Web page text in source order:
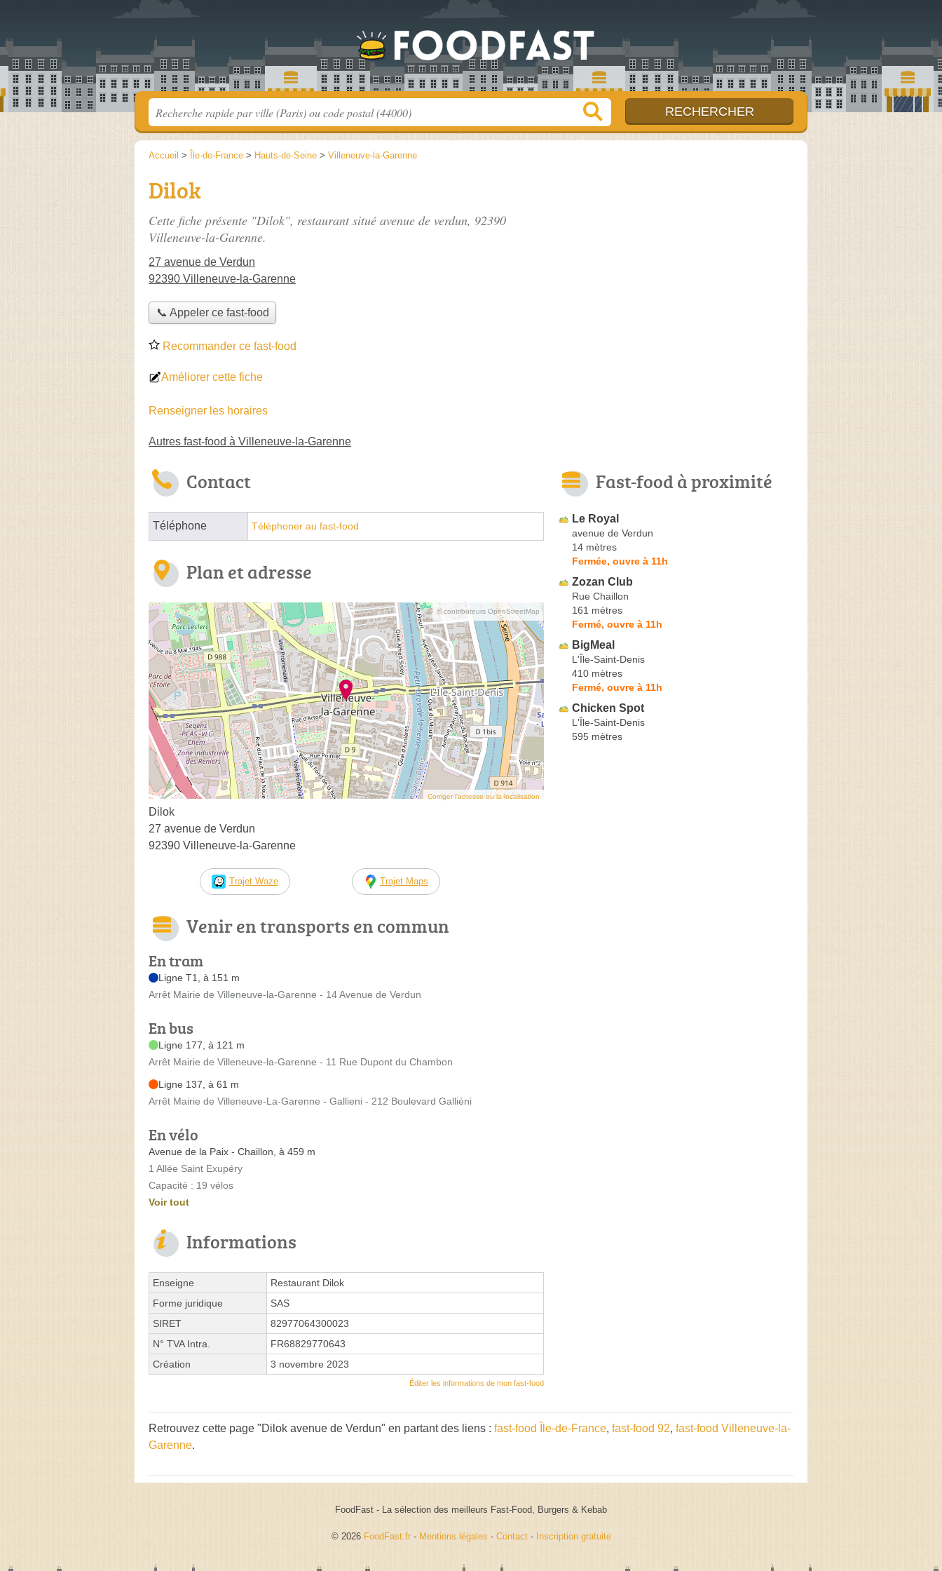
Accueil > Île-de-France > Hauts-de-Seine > Villeneuve-la-Garenne
Dilok
Cette fiche présente "Dilok", restaurant situé avenue de verdun, 92390
Villeneuve-la-Garenne.
27 avenue de Verdun
92390 Villeneuve-la-Garenne
📞 Appeler ce fast-food
Recommander ce fast-food
Améliorer cette fiche
Renseigner les horaires
Autres fast-food à Villeneuve-la-Garenne
Contact
Téléphone Téléphoner au fast-food
Plan et adresse
© contributeurs OpenStreetMap
Corriger l’adresse ou la localisation
Dilok
27 avenue de Verdun
92390 Villeneuve-la-Garenne
Trajet Waze Trajet Maps
Venir en transports en commun
En tram
Ligne T1, à 151 m
Arrêt Mairie de Villeneuve-la-Garenne - 14 Avenue de Verdun
En bus
Ligne 177, à 121 m
Arrêt Mairie de Villeneuve-la-Garenne - 11 Rue Dupont du Chambon
Ligne 137, à 61 m
Arrêt Mairie de Villeneuve-La-Garenne - Gallieni - 212 Boulevard Galliéni
En vélo
Avenue de la Paix - Chaillon, à 459 m
1 Allée Saint Exupéry
Capacité : 19 vélos
Voir tout
Informations
Enseigne
Restaurant Dilok
Forme juridique
SAS
SIRET
82977064300023
N° TVA Intra.
FR68829770643
Création
3 novembre 2023
Éditer les informations de mon fast-food
Fast-food à proximité
Le Royal
avenue de Verdun
14 mètres
Fermée, ouvre à 11h
Zozan Club
Rue Chaillon
161 mètres
Fermé, ouvre à 11h
BigMeal
L'Île-Saint-Denis
410 mètres
Fermé, ouvre à 11h
Chicken Spot
L'Île-Saint-Denis
595 mètres
Retrouvez cette page "Dilok avenue de Verdun" en partant des liens : fast-food Île-de-France, fast-food 92, fast-food Villeneuve-la-
Garenne.
FoodFast - La sélection des meilleurs Fast-Food, Burgers & Kebab
© 2026 FoodFast.fr - Mentions légales - Contact- Inscription gratuite